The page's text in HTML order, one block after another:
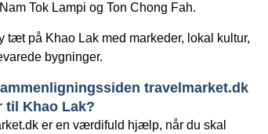
Tok Lampi og Ton Chong Fah.
tæt på Khao Lak med markeder, lokal kultur,
bygninger.
travelmarket.dk
til Khao Lak?
er en værdifuld hjælp, når du skal